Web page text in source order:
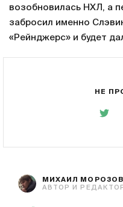
возобновилась НХЛ, а
забросил именно
«Рейнджерс» и будет
НЕ
МИХАИЛ МОРОЗОВ
АВТОР И